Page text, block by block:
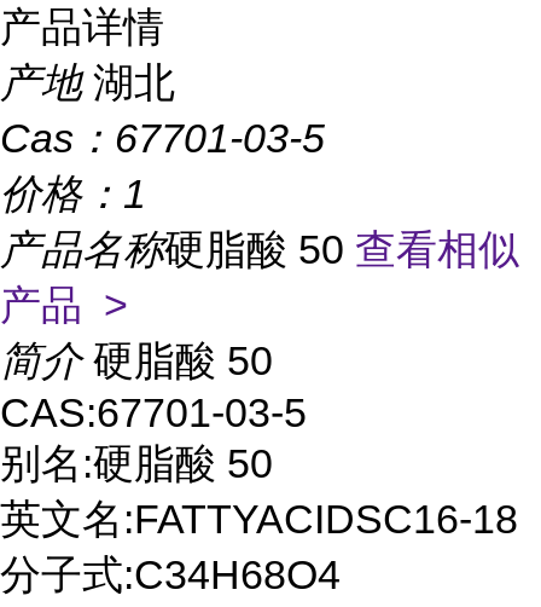
产品详情
产地 湖北
Cas： 67701-03-5
价格： 1
产品名称硬脂酸 50 查看相似
产品 >
简介 硬脂酸 50
CAS:67701-03-5
别名:硬脂酸 50
英文名:FATTYACIDSC16-18
分子式:C34H68O4